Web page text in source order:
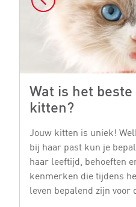
Wat is het
kitten?
Jouw kitten is uniek!
bij haar past kun je
haar leeftijd, behoeften
kenmerken die tijdens
leven bepalend zijn voor